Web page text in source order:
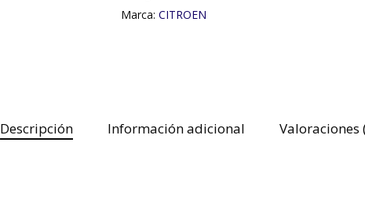
Marca: CITROEN
Descripción Información adicional Valoraciones